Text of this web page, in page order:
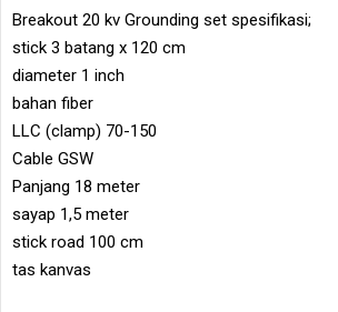
Breakout 20 kv Grounding set spesifikasi;
stick 3 batang x 120 cm
diameter 1 inch
bahan fiber
LLC (clamp) 70-150
Cable GSW
Panjang 18 meter
sayap 1,5 meter
stick road 100 cm
tas kanvas